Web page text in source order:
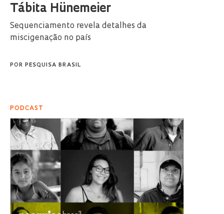
Tábita Hünemeier
Sequenciamento revela detalhes da
miscigenação no país
POR PESQUISA BRASIL
PODCAST